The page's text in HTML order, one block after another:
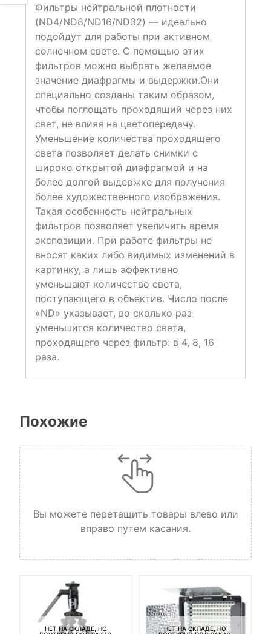
Фильтры нейтральной плотности
(ND4/ND8/ND16/ND32) — идеально
подойдут для работы при активном
солнечном свете. С помощью этих
фильтров можно выбрать желаемое
значение диафрагмы и выдержки.Они
специально созданы таким образом,
чтобы поглощать проходящий через них
свет, не влияя на цветопередачу.
Уменьшение количества проходящего
света позволяет делать снимки с
широко открытой диафрагмой и на
более долгой выдержке для получения
более художественного изображения.
Такая особенность нейтральных
фильтров позволяет увеличить время
экспозиции. При работе фильтры не
вносят каких либо видимых изменений в
картинку, а лишь эффективно
уменьшают количество света,
поступающего в объектив. Число после
«ND» указывает, во сколько раз
уменьшится количество света,
проходящего через фильтр: в 4, 8, 16
раза.
Похожие
Вы можете перетащить товары влево или
вправо путем касания.
НЕТ НА СКЛАДЕ, НО
НЕТ НА СКЛАДЕ, НО